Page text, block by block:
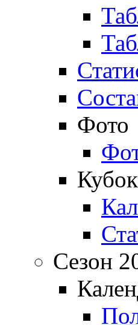
Фото
Сезон